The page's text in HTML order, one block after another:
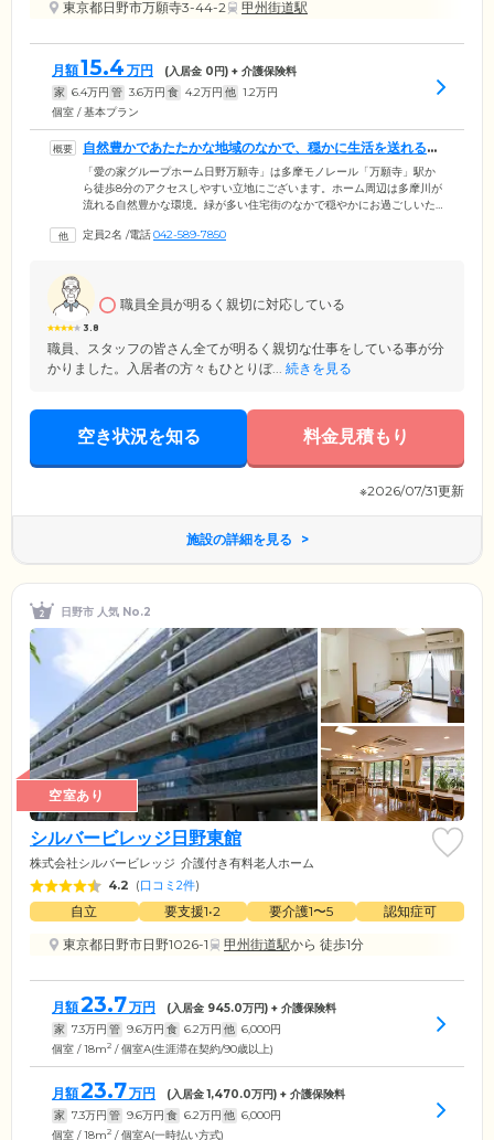
東京都日野市万願寺3-44-2
甲州街道駅
月額15.4 万円 (入居金 0円) + 介護保険料
家 6.4万円 管 3.6万円 食 4.2万円 他 1.2万円
個室 / 基本プラン
自然豊かであたたかな地域のなかで、穏かに生活を送れるよ
うサポートいたします
「愛の家グループホーム日野万願寺」は多摩モノレール「万願寺」駅か
ら徒歩8分のアクセスしやすい立地にございます。ホーム周辺は多摩川が
流れる自然豊かな環境。緑が多い住宅街のなかで穏やかにお過ごしいた
りと、あたたかな交流がございます。ほかにも季節ごとのさまざまなイ
します。
定員2名 /電話042-589-7850
3.8
職員全員が明るく親切に対応している
職員、スタッフの皆さん全てが明るく親切な仕事をしている事が分
かりました。入居者の方々もひとりぼ... 続きを見る
空き状況を知る 料金見積もり
※2026/07/31更新
施設の詳細を見る
日野市 人気 No.2
空室あり
シルバービレッジ日野東館
株式会社シルバービレッジ 介護付き有料老人ホーム
4.2 (口コミ2件)
自立 要支援1•2 要介護1〜5
認知症可
東京都日野市日野1026-1
甲州街道駅から 徒歩1分
月額23.7万円 (入居金 945.0万円) + 介護保険料
家 7.3万円 管 9.6万円 食 6.2万円 他 6,000円
個室 / 18m2 / 個室A(生涯滞在契約/90歳以上)
月額23.7万円 (入居金1,470.0万円) + 介護保険料
家 7.3万円 管 9.6万円 食 6.2万円 他 6,000円
個室 / 18m2 / 個室A(一時払い方式)